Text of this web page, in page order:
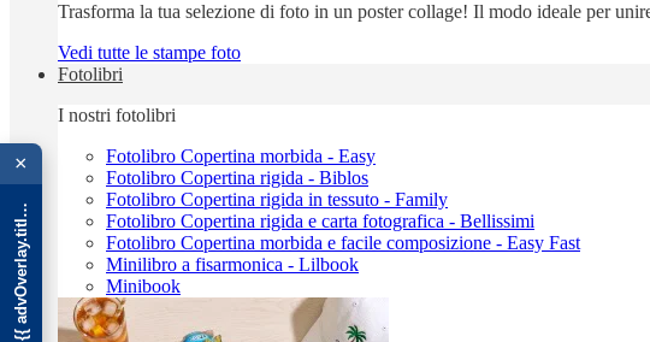
Trasforma la tua selezione di foto in un poster collage! Il modo ideale per
Vedi tutte le stampe foto
Fotolibri
I nostri fotolibri
Fotolibro Copertina morbida - Easy
Fotolibro Copertina rigida - Biblos
Fotolibro Copertina rigida in tessuto - Family
Fotolibro Copertina rigida e carta fotografica - Bellissimi
Fotolibro Copertina morbida e facile composizione - Easy Fast
Minilibro a fisarmonica - Lilbook
Minibook
×
{{ advOverlay.title || 'Promo' }}